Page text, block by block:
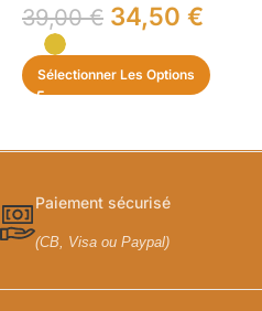
39,00€ 34,50 €
Sélectionner Les Options
Paiement sécurisé
(CB, Visa ou Paypal)